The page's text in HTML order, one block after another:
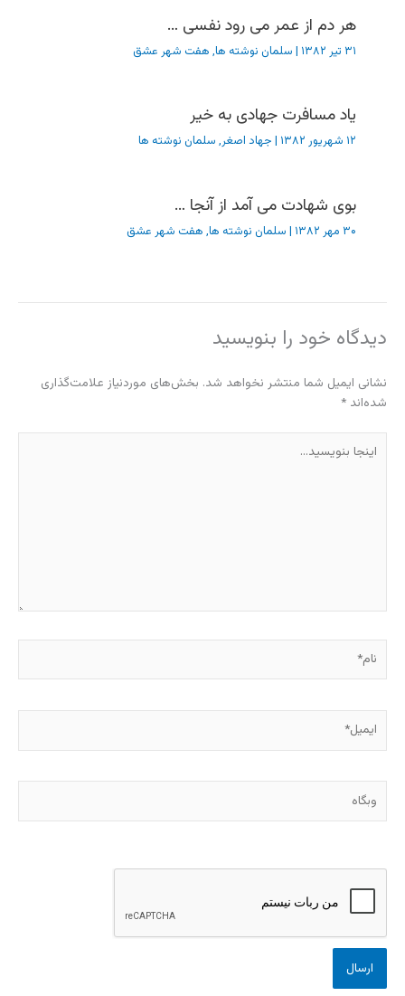
هر دم از عمر می رود نفسی …
۳۱ تیر ۱۳۸۲ | سلمان نوشته ها, هفت شهر عشق
یاد مسافرت جهادی به خیر
۱۲ شهریور ۱۳۸۲ | جهاد اصغر, سلمان نوشته ها
بوی شهادت می آمد از آنجا …
۳۰ مهر ۱۳۸۲ | سلمان نوشته ها, هفت شهر عشق
دیدگاه‌ خود را بنویسید
نشانی ایمیل شما منتشر نخواهد شد. بخش‌های موردنیاز علامت‌گذاری
شده‌اند *
بنویسید…
وبگاه